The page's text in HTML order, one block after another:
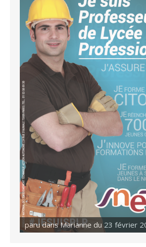
paru dans Marianne du 23 février